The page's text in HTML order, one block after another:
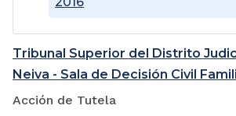
Tribunal Superior del Distrito
Neiva - Sala de Decisión Civil
Acción de Tutela